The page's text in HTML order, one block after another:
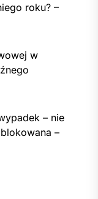
roku? –
w
– nie
–